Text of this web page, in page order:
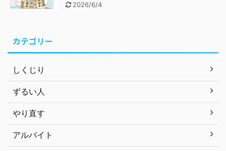
2026/6/4
カテゴリー
しくじり
ずるい人
やり直す
アルバイト